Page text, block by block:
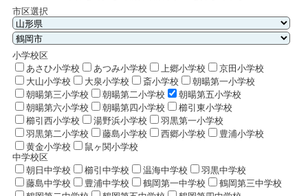
市区選択
小学校区
あさひ小学校
あつみ小学校 上郷小学校
京田小学校
大山小学校
大泉小学校 斎小学校
朝暘第一小学校
朝暘第三小学校
朝暘第二小学校
朝暘第五小学校
朝暘第六小学校
朝暘第四小学校
櫛引東小学校
櫛引西小学校
湯野浜小学校
羽黒第一小学校
羽黒第二小学校
藤島小学校 西郷小学校
豊浦小学校
黄金小学校
鼠ヶ関小学校
中学校区
朝日中学校
櫛引中学校 温海中学校
羽黒中学校
藤島中学校
豊浦中学校 鶴岡第一中学校
鶴岡第三中学校